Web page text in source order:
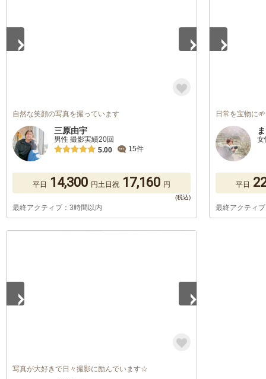
自然な笑顔の写真を撮っています
三原由宇
男性 撮影実績20回
5.00
15件
平日 14,300 円土日祝 17,160 円
最終アクティブ：3時間以内
日常を宝物に🌱
女
平日
最終アクティ
写真が大好きで日々撮影に励んでいます☆